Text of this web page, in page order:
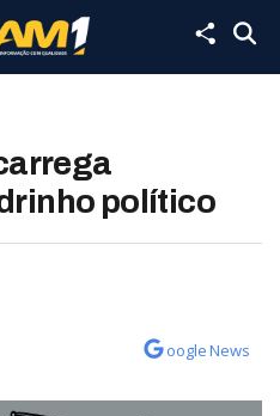
político
oogle News